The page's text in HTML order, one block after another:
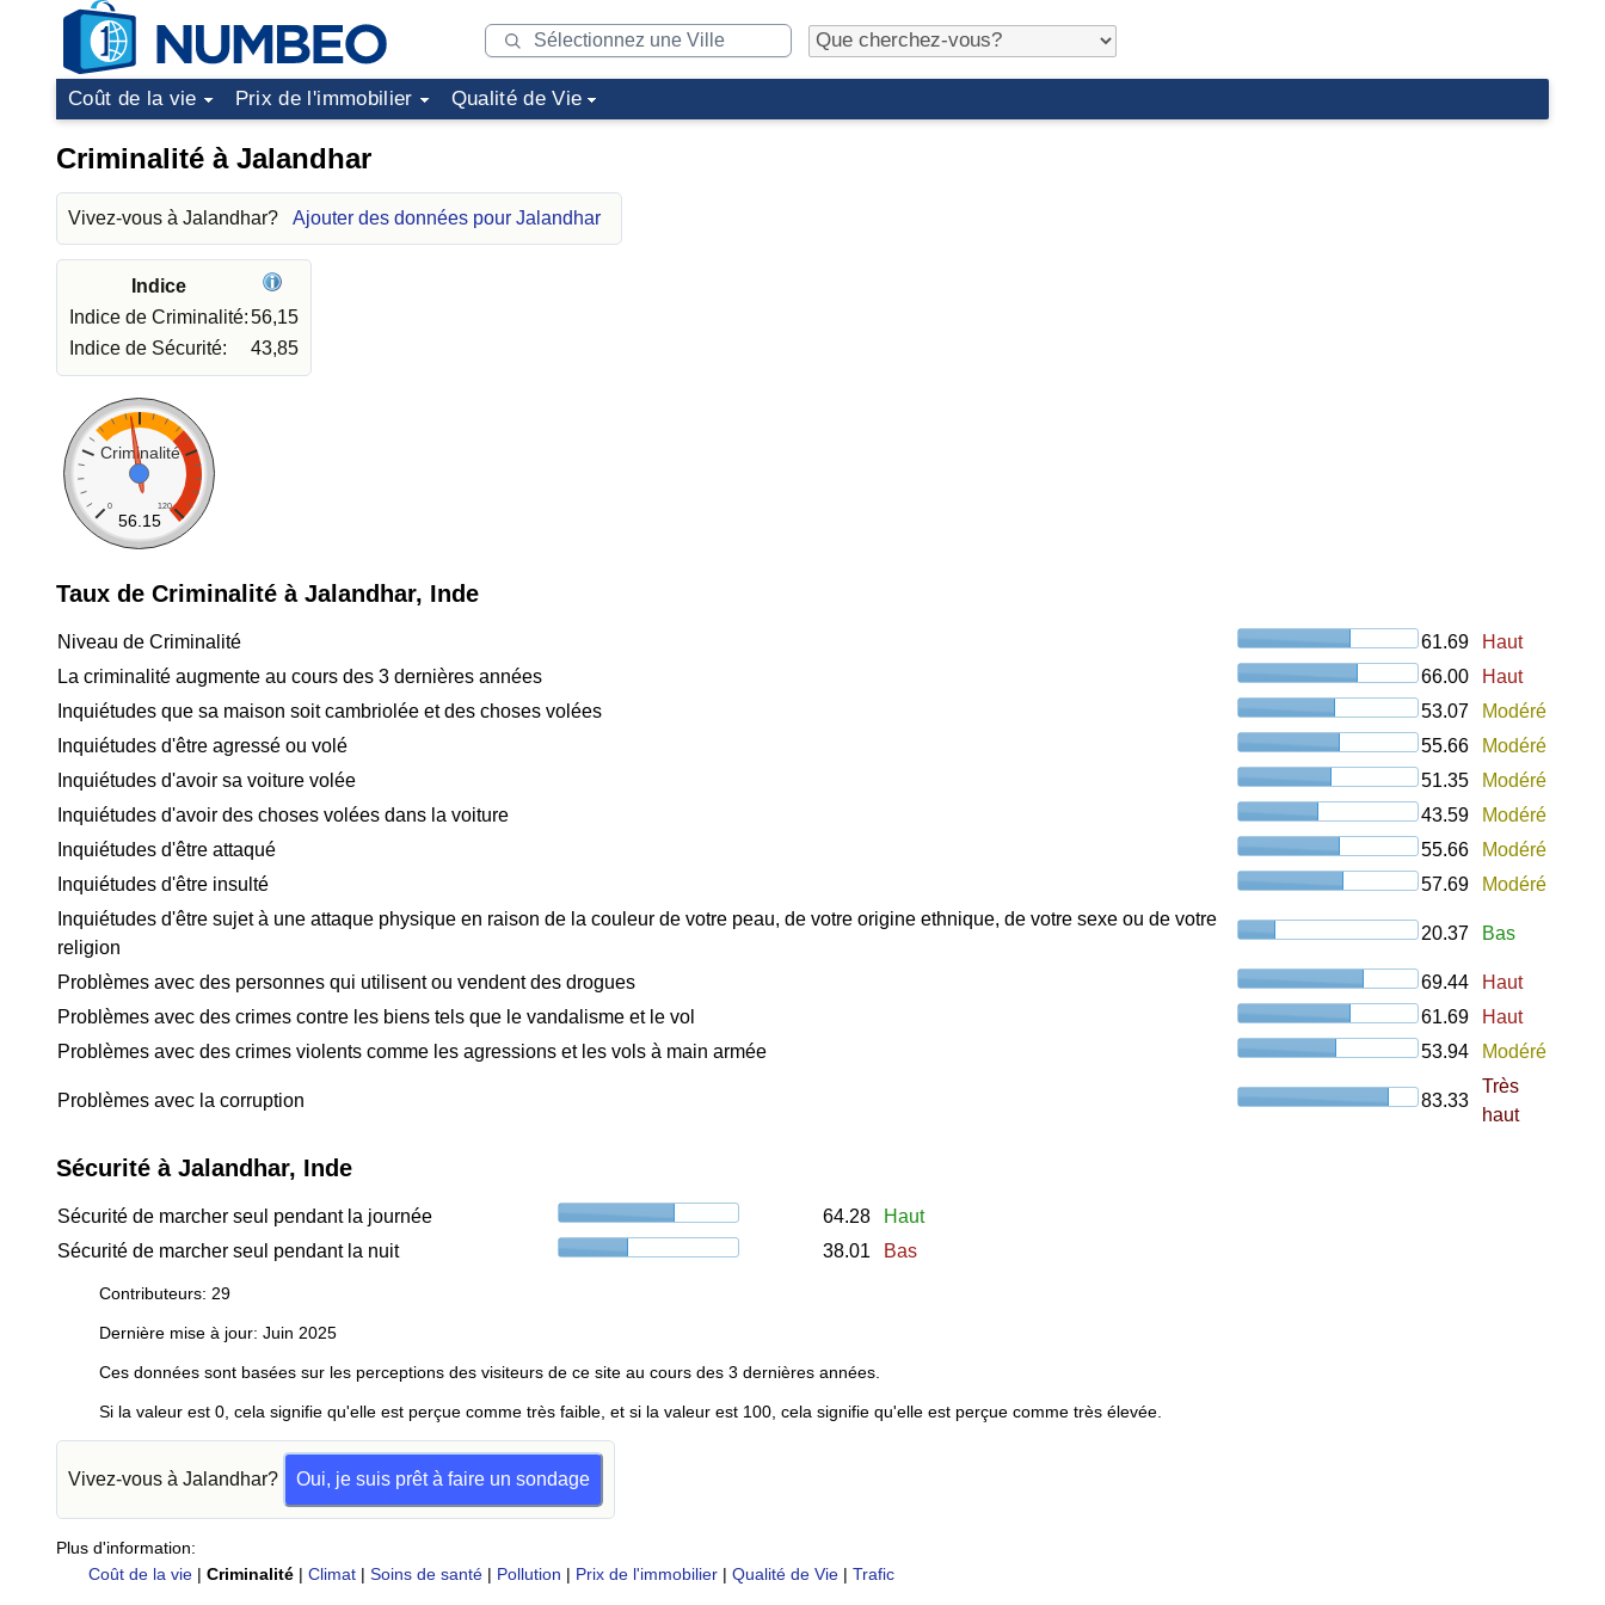
Coût de la vie Prix de l'immobilier Qualité de Vie
Criminalité à Jalandhar
Vivez-vous à Jalandhar? Ajouter des données pour Jalandhar
Indice
Indice de Criminalité:56,15
Indice de Sécurité:
43,85
Criminalité
0 120
56.15
Taux de Criminalité à Jalandhar, Inde
Niveau de Criminalité 61.69
Haut
La criminalité augmente au cours des 3 dernières années
66.00
Haut
Inquiétudes que sa maison soit cambriolée et des choses volées
53.07
Modéré
Inquiétudes d'être agressé ou volé
55.66
Modéré
Inquiétudes d'avoir sa voiture volée
51.35
Modéré
Inquiétudes d'avoir des choses volées dans la voiture
43.59
Modéré
Inquiétudes d'être attaqué
55.66
Modéré
Inquiétudes d'être insulté
57.69
Modéré
Inquiétudes d'être sujet à une attaque physique en raison de la couleur de votre peau, de votre origine ethnique, de votre sexe ou de votre
religion
20.37 Bas
Problèmes avec des personnes qui utilisent ou vendent des drogues 69.44
Haut
Problèmes avec des crimes contre les biens tels que le vandalisme et le vol
61.69
Haut
Problèmes avec des crimes violents comme les agressions et les vols à main armée
53.94 Modéré
Problèmes avec la corruption 83.33
Très
haut
Sécurité à Jalandhar, Inde
Sécurité de marcher seul pendant la journée 64.28
Haut
Sécurité de marcher seul pendant la nuit
38.01 Bas
Contributeurs: 29
Dernière mise à jour: Juin 2025
Ces données sont basées sur les perceptions des visiteurs de ce site au cours des 3 dernières années.
Si la valeur est 0, cela signifie qu'elle est perçue comme très faible, et si la valeur est 100, cela signifie qu'elle est perçue comme très élevée.
Vivez-vous à Jalandhar? Oui, je suis prêt à faire un sondage
Plus d'information:
Coût de la vie | Criminalité | Climat | Soins de santé | Pollution | Prix de l'immobilier | Qualité de Vie | Trafic